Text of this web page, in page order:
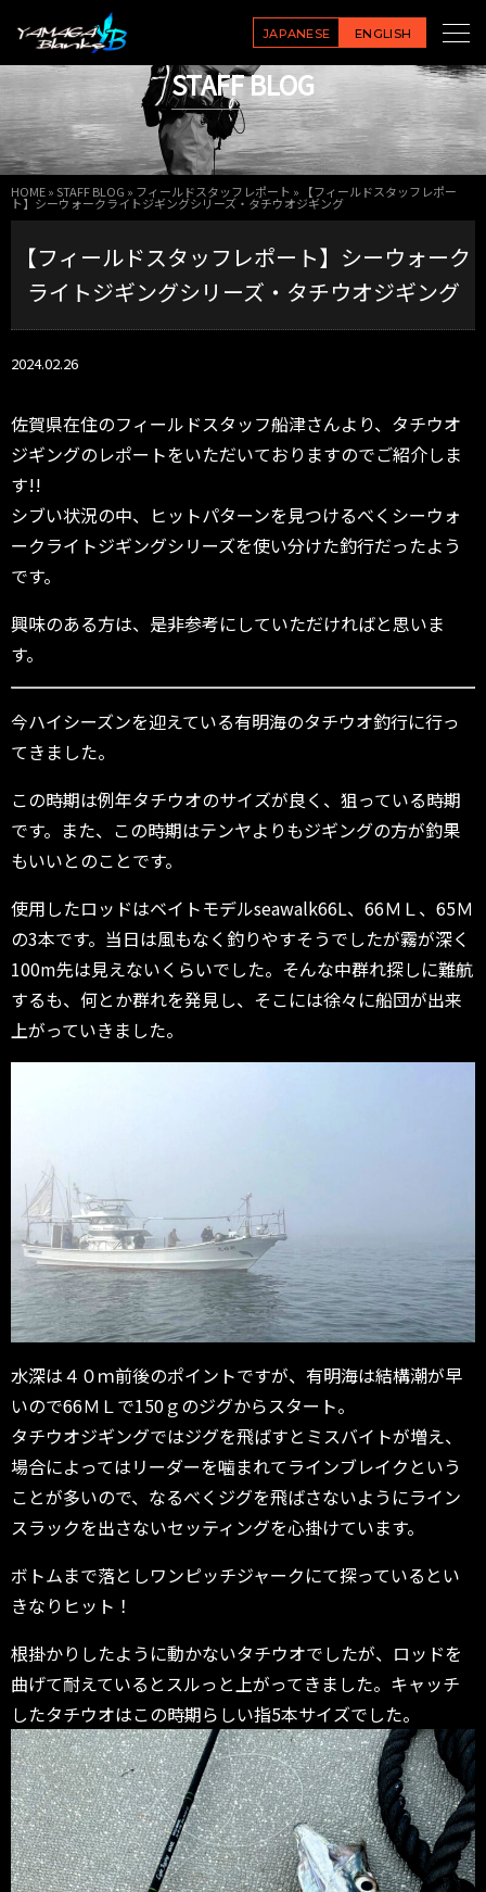
JAPANESE ENGLISH
STAFF BLOG
HOME»STAFF BLOG » フィールドスタッフレポート » 【フィールドスタッフレポー
ト】シーウォークライトジギングシリーズ・タチウオジギング
【フィールドスタッフレポート】シーウォーク
ライトジギングシリーズ・タチウオジギング
2024.02.26
佐賀県在住のフィールドスタッフ船津さんより、タチウオ
ジギングのレポートをいただいておりますのでご紹介しま
す!!
シブい状況の中、ヒットパターンを見つけるべくシーウォ
ークライトジギングシリーズを使い分けた釣行だったよう
です。
興味のある方は、是非参考にしていただければと思いま
す。
今ハイシーズンを迎えている有明海のタチウオ釣行に行っ
てきました。
この時期は例年タチウオのサイズが良く、狙っている時期
です。また、この時期はテンヤよりもジギングの方が釣果
もいいとのことです。
使用したロッドはベイトモデルseawalk66L、66ＭＬ、65Ｍ
の3本です。当日は風もなく釣りやすそうでしたが霧が深く
100m先は見えないくらいでした。そんな中群れ探しに難航
するも、何とか群れを発見し、そこには徐々に船団が出来
上がっていきました。
水深は４０ｍ前後のポイントですが、有明海は結構潮が早
いので66ＭＬで150ｇのジグからスタート。
タチウオジギングではジグを飛ばすとミスバイトが増え、
場合によってはリーダーを噛まれてラインブレイクという
ことが多いので、なるべくジグを飛ばさないようにライン
スラックを出さないセッティングを心掛けています。
ボトムまで落としワンピッチジャークにて探っているとい
きなりヒット！
根掛かりしたように動かないタチウオでしたが、ロッドを
曲げて耐えているとスルっと上がってきました。キャッチ
したタチウオはこの時期らしい指5本サイズでした。